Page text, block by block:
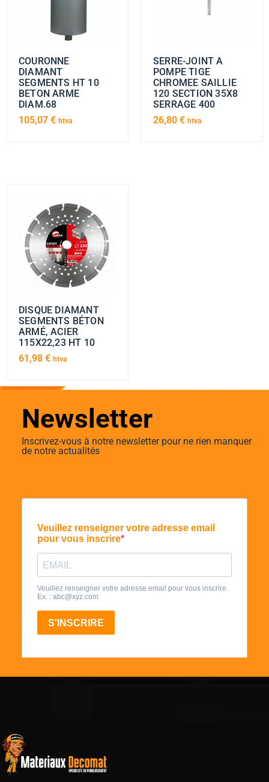
COURONNE
DIAMANT
SEGMENTS HT 10
BETON ARME
DIAM.68
105,07 € htva
SERRE-JOINT A
POMPE TIGE
CHROMEE SAILLIE
120 SECTION 35X8
SERRAGE 400
26,80 € htva
DISQUE DIAMANT
SEGMENTS BÉTON
ARMÉ, ACIER
115X22,23 HT 10
61,98 € htva
Newsletter
Inscrivez-vous à notre newsletter pour ne rien manquer
de notre actualités